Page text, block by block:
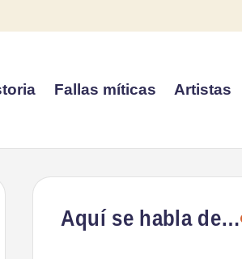
Fallas míticas Artistas
Aquí se habla de…